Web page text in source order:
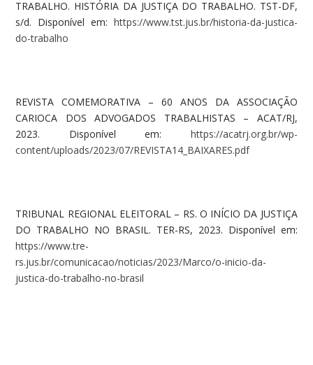
TRABALHO. HISTÓRIA DA JUSTIÇA DO TRABALHO. TST-DF,
s/d. Disponível em: https://www.tst.jus.br/historia-da-justica-
do-trabalho
REVISTA COMEMORATIVA – 60 ANOS DA ASSOCIAÇÃO
CARIOCA DOS ADVOGADOS TRABALHISTAS – ACAT/RJ,
2023. Disponível em: https://acatrj.org.br/wp-
content/uploads/2023/07/REVISTA14_BAIXARES.pdf
TRIBUNAL REGIONAL ELEITORAL – RS. O INÍCIO DA JUSTIÇA
DO TRABALHO NO BRASIL. TER-RS, 2023. Disponível em:
https://www.tre-
rs.jus.br/comunicacao/noticias/2023/Marco/o-inicio-da-
justica-do-trabalho-no-brasil